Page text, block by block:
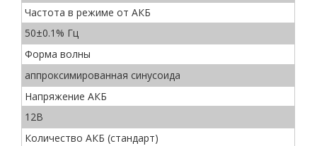
Частота в режиме от АКБ
50±0.1% Гц
Форма волны
аппроксимированная синусоида
Напряжение АКБ
12В
Количество АКБ (стандарт)